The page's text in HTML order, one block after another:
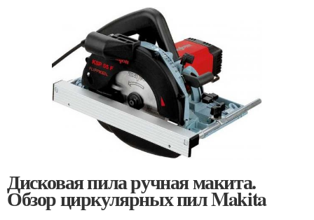
Дисковая пила ручная макита.
Обзор циркулярных пил Makita